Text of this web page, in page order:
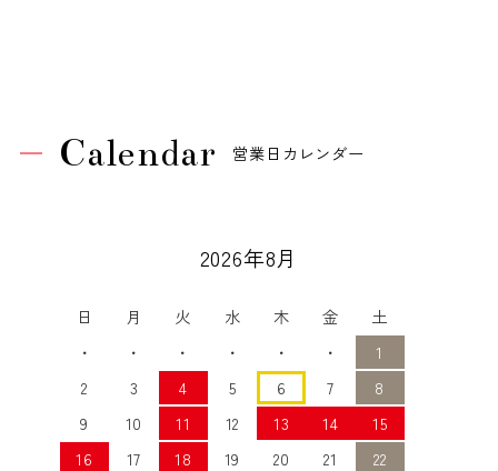
Calendar 営業日カレンダー
2026年8月
日 月 火 水 木 金
土
・
・ ・ ・ ・ ・
1
2
3 4 5 6 7
8
9
10 11 12 13 14
15
16
17 18 19 20 21
22